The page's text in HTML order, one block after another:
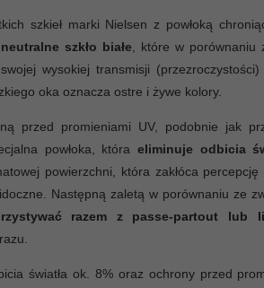
szkieł marki Nielsen z powłoką
szkło białe , które w porównaniu
wysokiej transmisji
oka oznacza ostre i żywe kolory.
przed promieniami UV, podobnie jak
powłoka, która eliminuje odbicia
powierzchni, która zakłóca
Następną zaletą w porównaniu ze
razem z passe-partout lub
światła ok. 8% oraz ochrony przed